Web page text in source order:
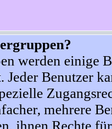
werden einige
Jeder Benutzer
mehrere
ihnen Rechte